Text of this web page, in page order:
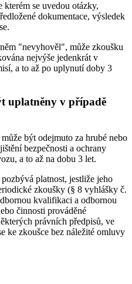
se uvedou otázky,
dokumentace, výsledek
"nevyhověl", může zkoušku
nejvýše jedenkrát v
a to až po uplynutí doby 3
uplatněny v případě
být odejmuto za hrubé nebo
bezpečnosti a ochrany
a to až na dobu 3 let.
platnost, jestliže jeho
zkoušky (§ 8 vyhlášky č.
kvalifikaci a odbornou
činnosti prováděné
právních předpisů, ve
ke zkoušce bez náležité omluvy